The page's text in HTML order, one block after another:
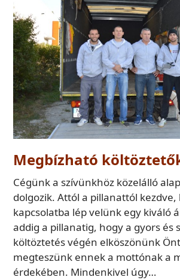
Megbízható
Cégünk a szívünkhöz közelálló
dolgozik. Attól a pillanattól kezdve,
kapcsolatba lép velünk egy kiváló
addig a pillanatig, hogy a gyors és
költöztetés végén elköszönünk
megteszünk ennek a mottónak a
érdekében. Mindenkivel úgy…